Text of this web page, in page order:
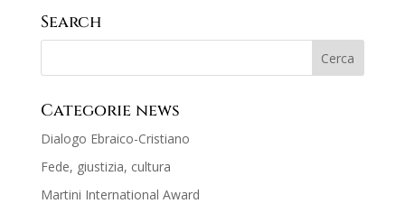
Search
Categorie news
Dialogo Ebraico-Cristiano
Fede, giustizia, cultura
Martini International Award